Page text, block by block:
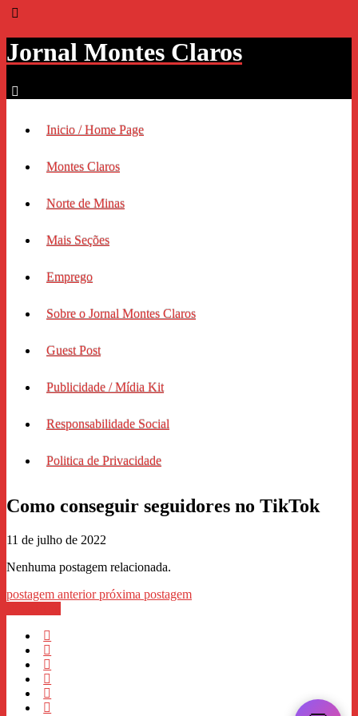
Jornal Montes Claros
Inicio / Home Page
Montes Claros
Norte de Minas
Mais Seções
Emprego
Sobre o Jornal Montes Claros
Guest Post
Publicidade / Mídia Kit
Responsabilidade Social
Politica de Privacidade
Como conseguir seguidores no TikTok
11 de julho de 2022
Nenhuma postagem relacionada.
postagem anteriorpróxima postagem